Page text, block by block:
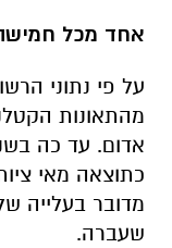
אחד מכל
מהתאונות
שעברה.